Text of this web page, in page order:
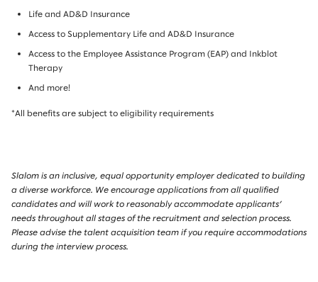
Life and AD&D Insurance
Access to Supplementary Life and AD&D Insurance
Access to the Employee Assistance Program (EAP) and Inkblot
Therapy
And more!
*All benefits are subject to eligibility requirements
Slalom is an inclusive, equal opportunity employer dedicated to building
a diverse workforce. We encourage applications from all qualified
candidates and will work to reasonably accommodate applicants’
needs throughout all stages of the recruitment and selection process.
Please advise the talent acquisition team if you require accommodations
during the interview process.